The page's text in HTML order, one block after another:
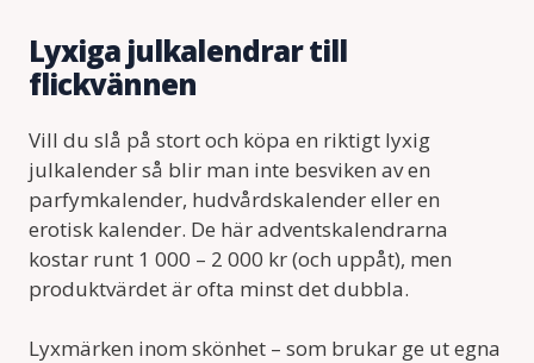
Lyxiga julkalendrar till
flickvännen
Vill du slå på stort och köpa en riktigt lyxig
julkalender så blir man inte besviken av en
parfymkalender, hudvårdskalender eller en
erotisk kalender. De här adventskalendrarna
kostar runt 1 000 – 2 000 kr (och uppåt), men
produktvärdet är ofta minst det dubbla.
Lyxmärken inom skönhet – som brukar ge ut egna